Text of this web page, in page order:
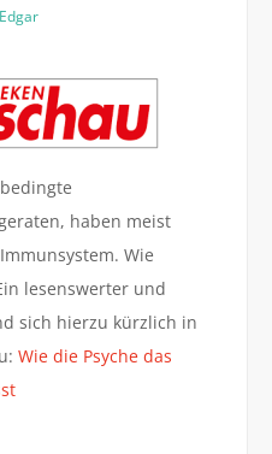
Edgar
haben meist
Wie
lesenswerter und
sich hierzu kürzlich in
Wie die Psyche das